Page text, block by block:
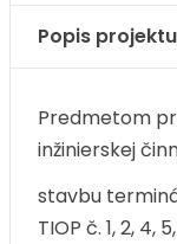
Popis
Predmetom
inžinierskej
stavbu
TIOP č. 1, 2,